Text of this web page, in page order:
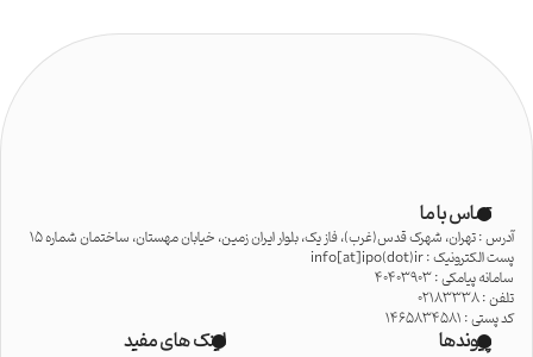
تماس با ما
آدرس : تهران، شهرک قدس(غرب)، فاز یک، بلوار ایران زمین، خیابان مهستان، ساختمان شماره 15
پست الکترونیک : info[at]ipo(dot)ir
سامانه پیامکی : 40403903
تلفن : 02183338
کد پستی : 1465834581
پیوندها لینک های مفید